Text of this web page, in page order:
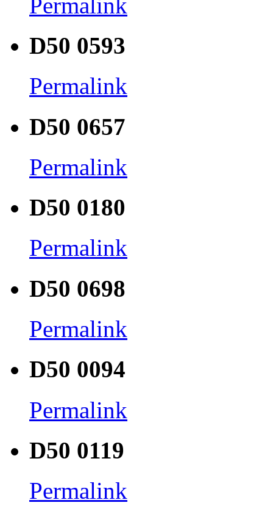
D50 0593
Permalink
D50 0657
Permalink
D50 0180
Permalink
D50 0698
Permalink
D50 0094
Permalink
D50 0119
Permalink